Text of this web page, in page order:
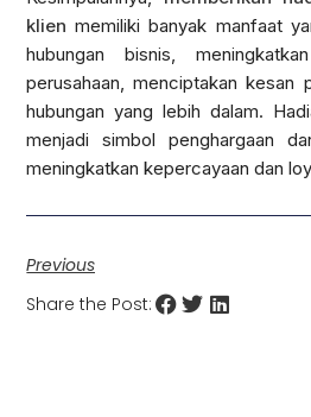
klienmemiliki banyak manfaat
hubungan bisnis,
perusahaan, menciptakan kesan
hubungan yang lebih dalam.
menjadi simbol penghargaan
meningkatkan kepercayaan dan
Previous
Share the Post: